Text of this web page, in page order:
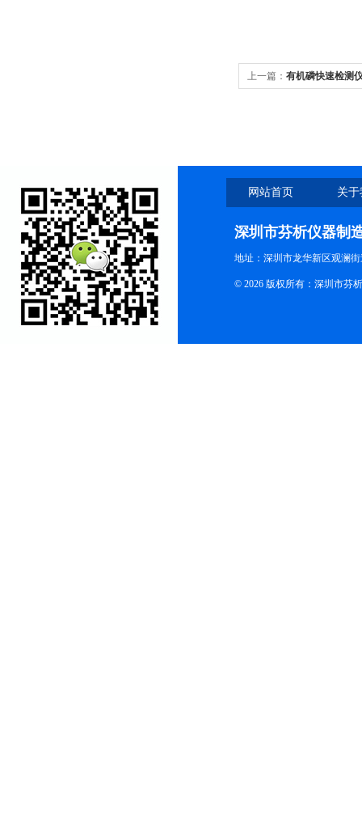
上一篇： 有机磷快速检测
网站首页 关
深圳市芬析仪器制
地址：深圳市龙华新区观澜
© 2026 版权所有：深圳市芬